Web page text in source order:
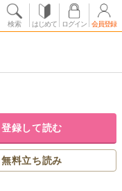
検索 はじめて ログイン 会員登録
登録して読む
無料立ち読み